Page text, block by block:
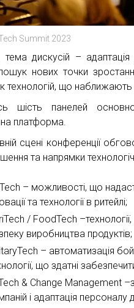
Summit 2023
тема дискусій –
нових точки
технологій, що
шість панелей
платформа.
сцені конференції
та напрямки
– можливості, що
та технології в ритейлі;
/ FoodTech
виробництва продуктів;
– автоматизація
що здатні
& Change Management
і адаптація